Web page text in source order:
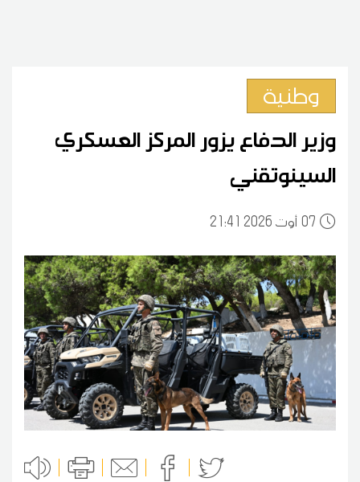
وطنية
وزير الدفاع يزور المركز العسكري
السينوتقني
0721:41 2026 أوت